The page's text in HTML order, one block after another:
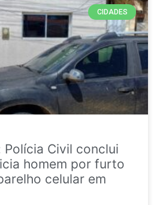
CIDADES
Polícia Civil conclui
homem por furto
celular em